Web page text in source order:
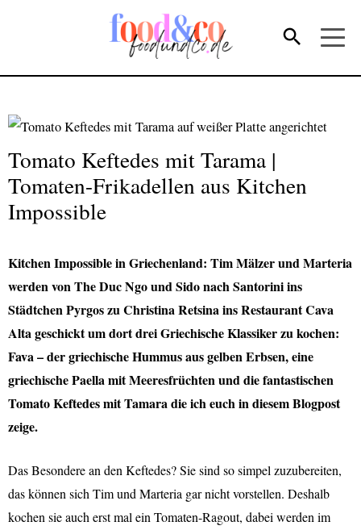
Tomato Keftedes mit Tarama |
Tomaten-Frikadellen aus Kitchen
Impossible
Kitchen Impossible in Griechenland: Tim Mälzer und Marteria
werden von The Duc Ngo und Sido nach Santorini ins
Städtchen Pyrgos zu Christina Retsina ins Restaurant Cava
Alta geschickt um dort drei Griechische Klassiker zu kochen:
Fava – der griechische Hummus aus gelben Erbsen, eine
griechische Paella mit Meeresfrüchten und die fantastischen
Tomato Keftedes mit Tamara die ich euch in diesem Blogpost
zeige.
Das Besondere an den Keftedes? Sie sind so simpel zuzubereiten,
das können sich Tim und Marteria gar nicht vorstellen. Deshalb
kochen sie auch erst mal ein Tomaten-Ragout, dabei werden im